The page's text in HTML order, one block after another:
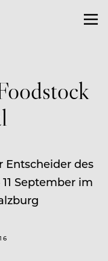
Entscheider des
September im